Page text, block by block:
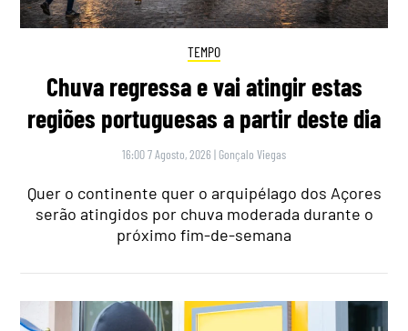
TEMPO
Chuva regressa e vai atingir estas
regiões portuguesas a partir deste dia
16:00 7 Agosto, 2026 | Gonçalo Viegas
Quer o continente quer o arquipélago dos Açores
serão atingidos por chuva moderada durante o
próximo fim-de-semana